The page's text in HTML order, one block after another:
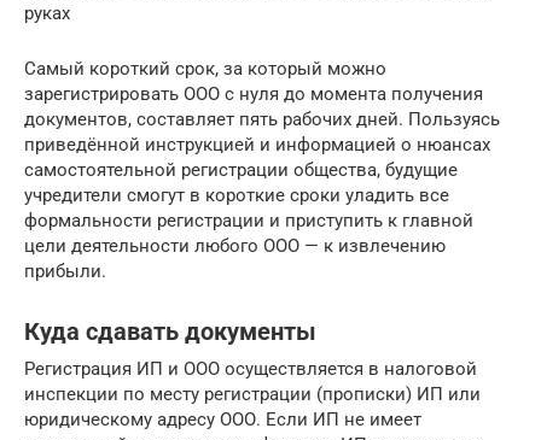
руках
Самый короткий срок, за который можно
зарегистрировать ООО с нуля до момента получения
документов, составляет пять рабочих дней. Пользуясь
приведённой инструкцией и информацией о нюансах
самостоятельной регистрации общества, будущие
учредители смогут в короткие сроки уладить все
формальности регистрации и приступить к главной
цели деятельности любого ООО — к извлечению
прибыли.
Куда сдавать документы
Регистрация ИП и ООО осуществляется в налоговой
инспекции по месту регистрации (прописки) ИП или
юридическому адресу ООО. Если ИП не имеет